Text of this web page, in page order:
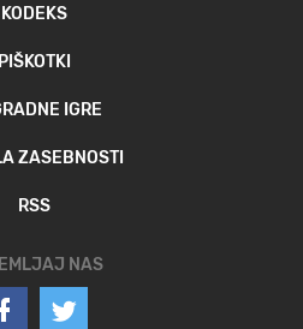
KODEKS
PIŠKOTKI
IGRE
ZASEBNOSTI
RSS
NAS